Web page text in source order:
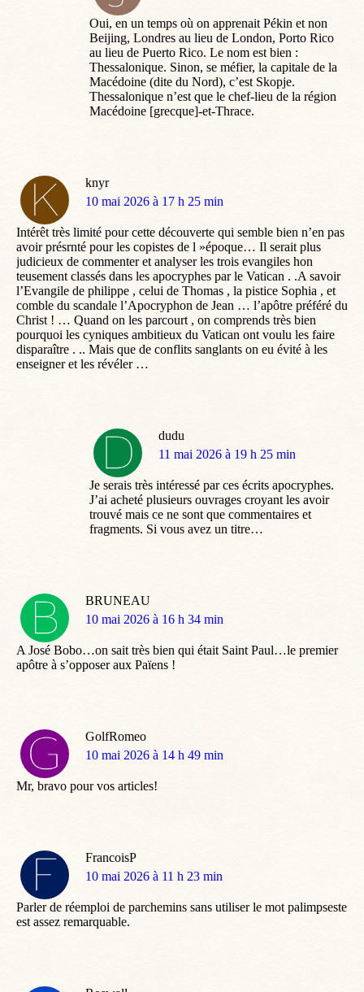
Oui, en un temps où on apprenait Pékin et non
Beijing, Londres au lieu de London, Porto Rico
au lieu de Puerto Rico. Le nom est bien :
Thessalonique. Sinon, se méfier, la capitale de la
Macédoine (dite du Nord), c’est Skopje.
Thessalonique n’est que le chef-lieu de la région
Macédoine [grecque]-et-Thrace.
knyr
dit
10 mai 2026 à 17 h 25 min
Intérêt très limité pour cette découverte qui semble bien n’en pas
avoir présrnté pour les copistes de l »époque… Il serait plus
judicieux de commenter et analyser les trois evangiles hon
teusement classés dans les apocryphes par le Vatican . .A savoir
l’Evangile de philippe , celui de Thomas , la pistice Sophia , et
comble du scandale l’Apocryphon de Jean … l’apôtre préféré du
Christ ! … Quand on les parcourt , on comprends très bien
pourquoi les cyniques ambitieux du Vatican ont voulu les faire
disparaître . .. Mais que de conflits sanglants on eu évité à les
enseigner et les révéler …
dudu
dit
11 mai 2026 à 19 h 25 min
Je serais très intéressé par ces écrits apocryphes.
J’ai acheté plusieurs ouvrages croyant les avoir
trouvé mais ce ne sont que commentaires et
fragments. Si vous avez un titre…
BRUNEAU
dit
10 mai 2026 à 16 h 34 min
A José Bobo…on sait très bien qui était Saint Paul…le premier
apôtre à s’opposer aux Païens !
GolfRomeo
dit
10 mai 2026 à 14 h 49 min
Mr, bravo pour vos articles!
FrancoisP
dit
10 mai 2026 à 11 h 23 min
Parler de réemploi de parchemins sans utiliser le mot palimpseste
est assez remarquable.